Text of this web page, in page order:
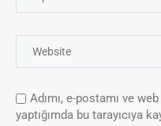
Adımı, e-postamı ve
yaptığımda bu tarayıcıya